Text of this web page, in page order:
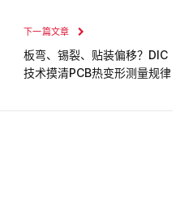
下一篇文章
板弯、锡裂、贴装偏移？DIC
技术摸清PCB热变形测量规律